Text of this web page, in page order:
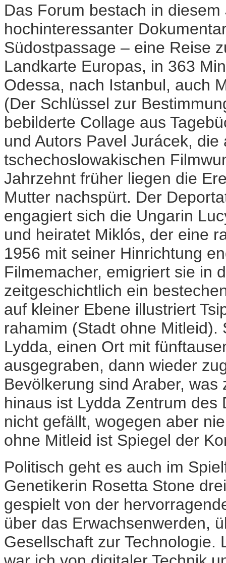
Das Forum bestach in
hochinteressanter
Südostpassage – eine Reise
Landkarte Europas, in 363
Odessa, nach Istanbul, auch
(Der Schlüssel zur
bebilderte Collage aus
und Autors Pavel Jurácek,
tschechoslowakischen
Jahrzehnt früher liegen die
Mutter nachspürt. Der
engagiert sich die Ungarin
und heiratet Miklós, der eine
1956 mit seiner Hinrichtung
Filmemacher, emigriert sie in
zeitgeschichtlich ein
auf kleiner Ebene illustriert
rahamim (Stadt ohne
Lydda, einen Ort mit
ausgegraben, dann wieder
Bevölkerung sind Araber,
hinaus ist Lydda Zentrum
nicht gefällt, wogegen aber
ohne Mitleid ist Spiegel der
Politisch geht es auch im
Genetikerin Rosetta Stone
gespielt von der
über das Erwachsenwerden,
Gesellschaft zur Technologie.